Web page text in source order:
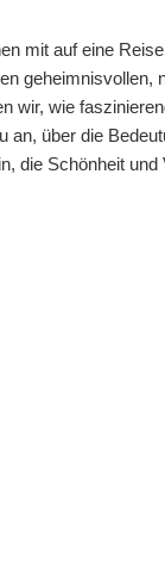
mit auf eine
geheimnisvollen,
wir, wie
an, über die
die Schönheit